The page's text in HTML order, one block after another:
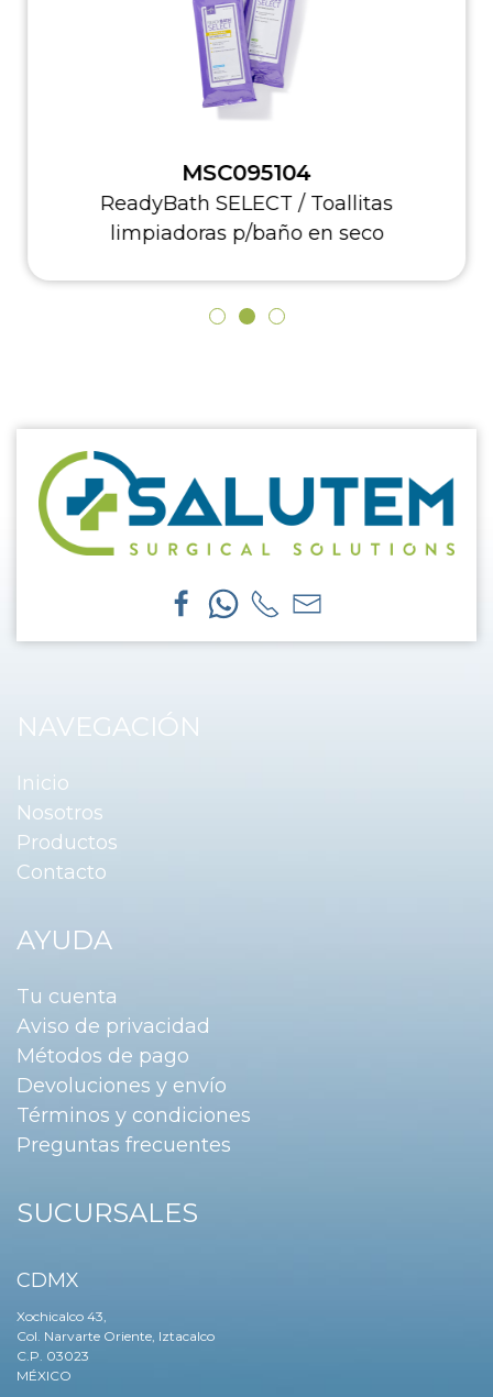
MSC095104
ReadyBath SELECT / Toallitas
limpiadoras p/baño en seco
NAVEGACIÓN
Inicio
Nosotros
Productos
Contacto
AYUDA
Tu cuenta
Aviso de privacidad
Métodos de pago
Devoluciones y envío
Términos y condiciones
Preguntas frecuentes
SUCURSALES
CDMX
Xochicalco 43,
Col. Narvarte Oriente, Iztacalco
C.P. 03023
MÉXICO